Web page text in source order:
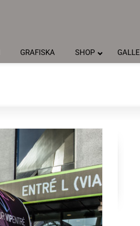
GRAFISKA SHOP